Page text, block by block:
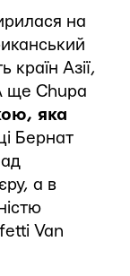
на
країн Азії,
ще Chupa
яка
Бернат
а в
Van